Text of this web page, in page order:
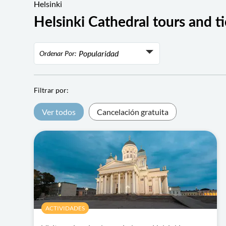
Helsinki
Helsinki Cathedral tours and
Ordenar Por: Popularidad
Precio más bajo
Precio más alto
Filtrar por:
Ver todos Cancelación gratuita
ACTIVIDADES